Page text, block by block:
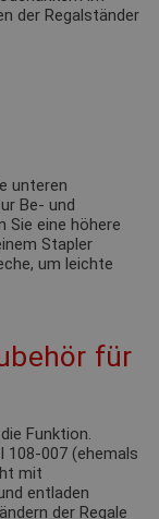
der Regalständer
unteren
Be- und
Sie eine höhere
Stapler
um leichte
für
Funktion.
108-007 (ehemals
mit
entladen
der Regale